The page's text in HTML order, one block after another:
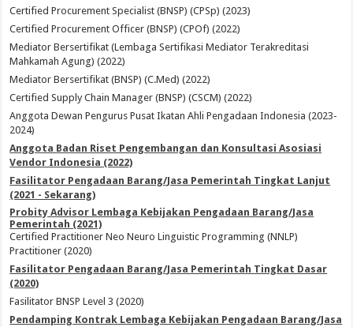
Certified Procurement Specialist (BNSP) (CPSp) (2023)
Certified Procurement Officer (BNSP) (CPOf) (2022)
Mediator Bersertifikat (Lembaga Sertifikasi Mediator Terakreditasi
Mahkamah Agung) (2022)
Mediator Bersertifikat (BNSP) (C.Med) (2022)
Certified Supply Chain Manager (BNSP) (CSCM) (2022)
Anggota Dewan Pengurus Pusat Ikatan Ahli Pengadaan Indonesia (2023-
2024)
Anggota Badan Riset Pengembangan dan Konsultasi Asosiasi
Vendor Indonesia (2022)
Fasilitator Pengadaan Barang/Jasa Pemerintah Tingkat Lanjut
(2021 - Sekarang)
Probity Advisor Lembaga Kebijakan Pengadaan Barang/Jasa
Pemerintah (2021)
Certified Practitioner Neo Neuro Linguistic Programming (NNLP)
Practitioner (2020)
Fasilitator Pengadaan Barang/Jasa Pemerintah Tingkat Dasar
(2020)
Fasilitator BNSP Level 3 (2020)
Pendamping Kontrak Lembaga Kebijakan Pengadaan Barang/Jasa